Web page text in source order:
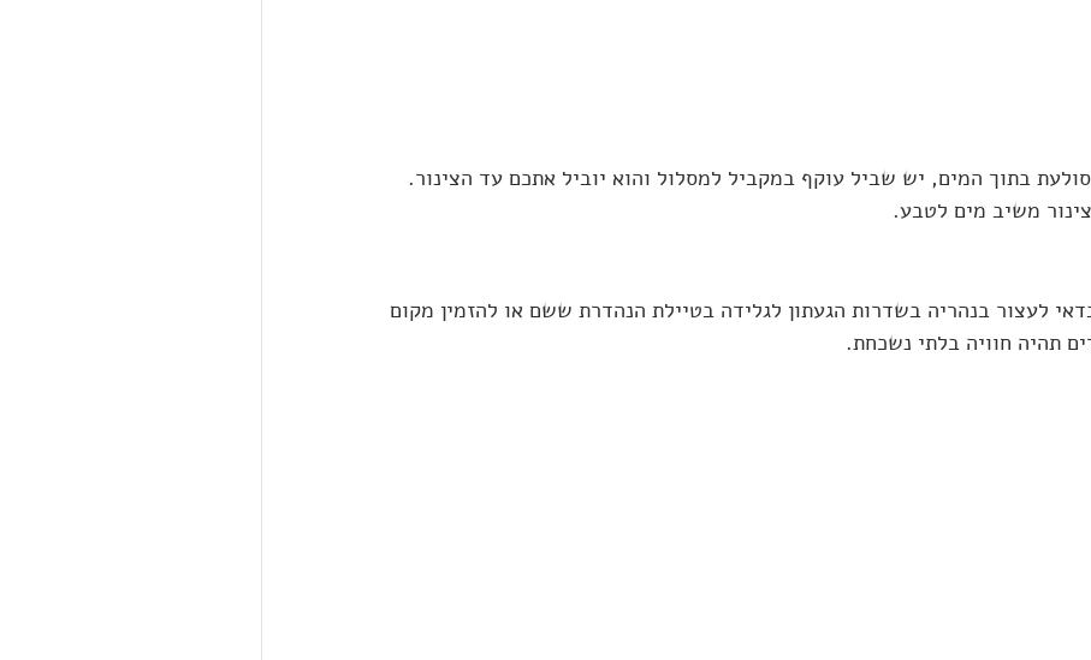
בתוך המים, יש שביל עוקף במקביל למסלול והוא יוביל אתכם עד הצינור.
משיב מים לטבע.
לעצור בנהריה בשדרות הגעתון לגלידה בטיילת הנהדרת ששם או להזמין מקום
תהיה חוויה בלתי נשכחת.